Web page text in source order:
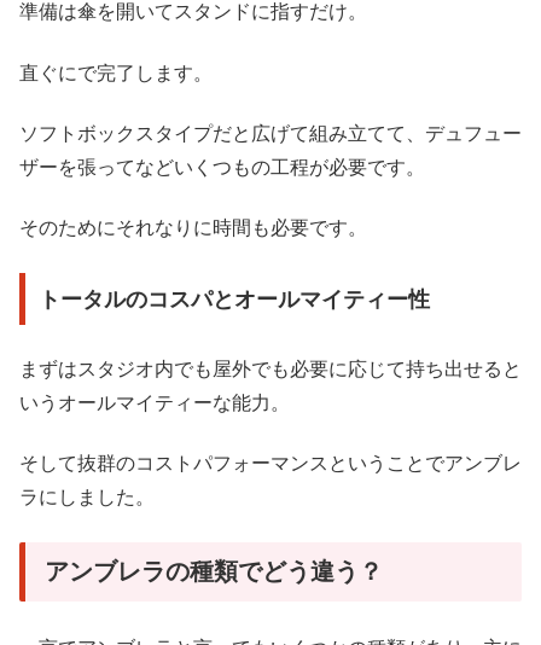
準備は傘を開いてスタンドに指すだけ。
直ぐにで完了します。
ソフトボックスタイプだと広げて組み立てて、デュフュー
ザーを張ってなどいくつもの工程が必要です。
そのためにそれなりに時間も必要です。
トータルのコスパとオールマイティー性
まずはスタジオ内でも屋外でも必要に応じて持ち出せると
いうオールマイティーな能力。
そして抜群のコストパフォーマンスということでアンブレ
ラにしました。
アンブレラの種類でどう違う？